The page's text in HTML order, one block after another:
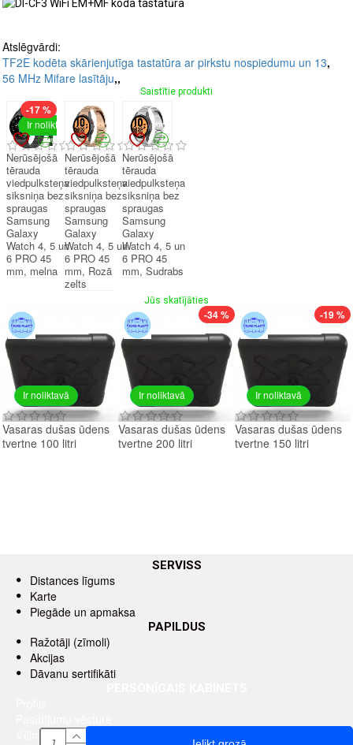
Atslēgvārdi:
TF2E kodēta skārienjutīga tastatūra ar pirkstu nospiedumu un 13,
56 MHz Mifare lasītāju,,
Saistītie produkti
Ir noliktavā
-17 %
Nerūsējošā
tērauda
viedpulksteņa
siksniņa bez
spraugas
Samsung
Galaxy
Watch 4, 5 un
6 PRO 45
mm, melna
Nerūsējošā
tērauda
viedpulksteņa
siksniņa bez
spraugas
Samsung
Galaxy
Watch 4, 5 un
6 PRO 45
mm, Rozā
zelts
Nerūsējošā
tērauda
viedpulksteņa
siksniņa bez
spraugas
Samsung
Galaxy
Watch 4, 5 un
6 PRO 45
mm, Sudrabs
Jūs skatījāties
Ir noliktavā
Vasaras dušas ūdens
tvertne 100 litri
Ir noliktavā
-34 %
Vasaras dušas ūdens
tvertne 200 litri
Ir noliktavā
-19 %
Vasaras dušas ūdens
tvertne 150 litri
SERVISS
Distances līgums
Karte
Piegāde un apmaksa
PAPILDUS
Ražotāji (zīmoli)
Akcijas
Dāvanu sertifikāti
Vēlmju saraksts